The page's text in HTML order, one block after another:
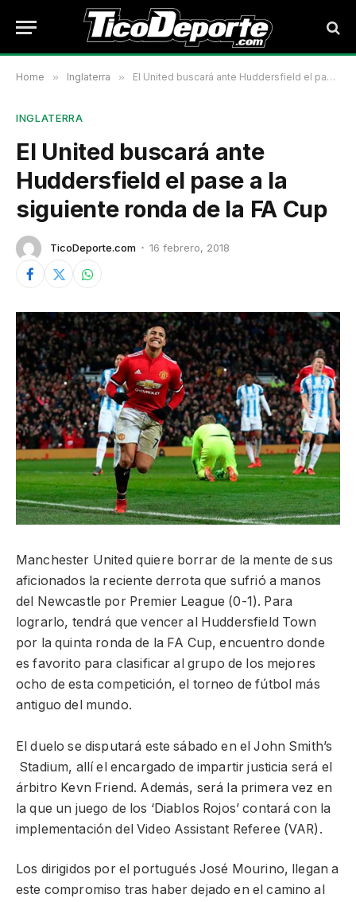
Home » Inglaterra » El United buscará ante Huddersfield el pase a la siguiente ronda de la FA Cup
INGLATERRA
El United buscará ante
Huddersfield el pase a la
siguiente ronda de la FA Cup
TicoDeporte.com 16 febrero, 2018
Manchester United quiere borrar de la mente de sus
aficionados la reciente derrota que sufrió a manos
del Newcastle por Premier League (0-1). Para
lograrlo, tendrá que vencer al Huddersfield Town
por la quinta ronda de la FA Cup, encuentro donde
es favorito para clasificar al grupo de los mejores
ocho de esta competición, el torneo de fútbol más
antiguo del mundo.
El duelo se disputará este sábado en el John Smith’s
Stadium, allí el encargado de impartir justicia será el
árbitro Kevn Friend. Además, será la primera vez en
la que un juego de los ‘Diablos Rojos’ contará con la
implementación del Video Assistant Referee (VAR).
Los dirigidos por el portugués José Mourino, llegan a
este compromiso tras haber dejado en el camino al